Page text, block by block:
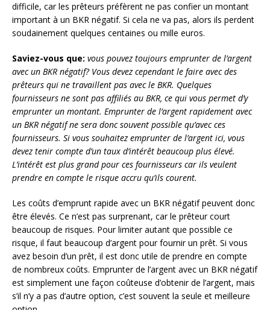
difficile, car les prêteurs préfèrent ne pas confier un montant
important à un BKR négatif. Si cela ne va pas, alors ils perdent
soudainement quelques centaines ou mille euros.
Saviez-vous que: vous pouvez toujours emprunter de l’argent
avec un BKR négatif? Vous devez cependant le faire avec des
prêteurs qui ne travaillent pas avec le BKR. Quelques
fournisseurs ne sont pas affiliés au BKR, ce qui vous permet d’y
emprunter un montant. Emprunter de l’argent rapidement avec
un BKR négatif ne sera donc souvent possible qu’avec ces
fournisseurs. Si vous souhaitez emprunter de l’argent ici, vous
devez tenir compte d’un taux d’intérêt beaucoup plus élevé.
L’intérêt est plus grand pour ces fournisseurs car ils veulent
prendre en compte le risque accru qu’ils courent.
Les coûts d’emprunt rapide avec un BKR négatif peuvent donc
être élevés. Ce n’est pas surprenant, car le prêteur court
beaucoup de risques. Pour limiter autant que possible ce
risque, il faut beaucoup d’argent pour fournir un prêt. Si vous
avez besoin d’un prêt, il est donc utile de prendre en compte
de nombreux coûts. Emprunter de l’argent avec un BKR négatif
est simplement une façon coûteuse d’obtenir de l’argent, mais
s’il n’y a pas d’autre option, c’est souvent la seule et meilleure